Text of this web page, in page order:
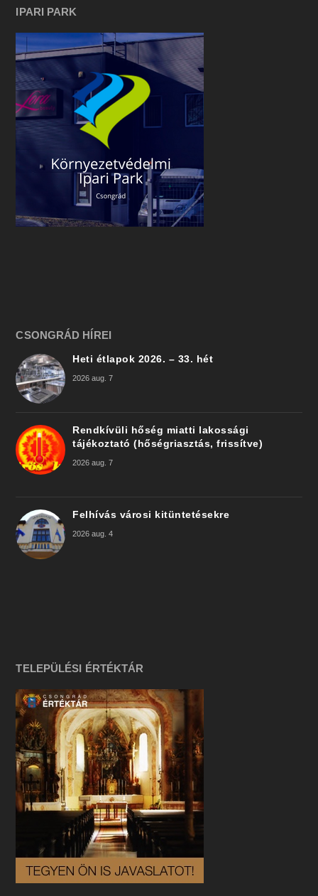
IPARI PARK
CSONGRÁD HÍREI
Heti étlapok 2026. – 33. hét
2026 aug. 7
Rendkívüli hőség miatti lakossági
tájékoztató (hőségriasztás, frissítve)
2026 aug. 7
Felhívás városi kitüntetésekre
2026 aug. 4
TELEPÜLÉSI ÉRTÉKTÁR